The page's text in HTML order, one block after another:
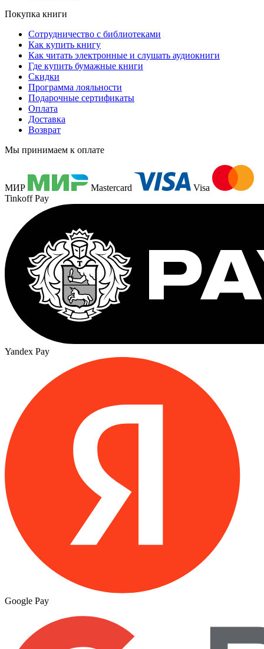
Покупка книги
Сотрудничество с библиотеками
Как купить книгу
Как читать электронные и слушать аудиокниги
Где купить бумажные книги
Скидки
Программа лояльности
Подарочные сертификаты
Оплата
Доставка
Возврат
Мы принимаем к оплате
МИР Mastercard
Visa
Tinkoff Pay
Yandex Pay
Google Pay